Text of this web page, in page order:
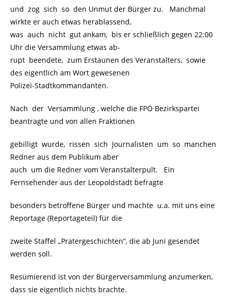
und zog sich so den Unmut der Bürger zu. Manchmal
wirkte er auch etwas herablassend,
was auch nicht gut ankam, bis er schließlich gegen 22:00
Uhr die Versammlung etwas ab-
rupt beendete, zum Erstaunen des Veranstalters, sowie
des eigentlich am Wort gewesenen
Polizei-Stadtkommandanten.
Nach der Versammlung , welche die FPÖ Bezirkspartei
beantragte und von allen Fraktionen
gebilligt wurde, rissen sich Journalisten um so manchen
Redner aus dem Publikum aber
auch um die Redner vom Veranstalterpult. Ein
Fernsehender aus der Leopoldstadt befragte
besonders betroffene Bürger und machte u.a. mit uns eine
Reportage (Reportageteil) für die
zweite Staffel „Pratergeschichten“, die ab Juni gesendet
werden soll.
Resümierend ist von der Bürgerversammlung anzumerken,
dass sie eigentlich nichts brachte.